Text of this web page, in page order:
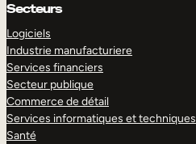
Secteurs
Logiciels
Industrie manufacturiere
Services financiers
Secteur publique
Commerce de détail
Services informatiques et techniques
Santé